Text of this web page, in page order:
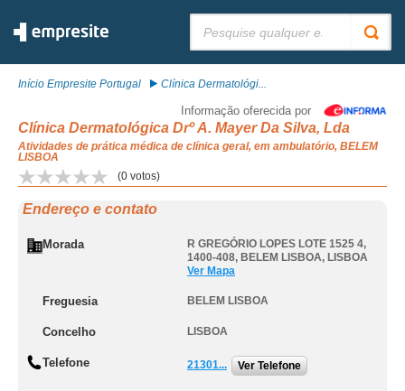
Início Empresite Portugal Clínica Dermatológi...
Informação oferecida por
Clínica Dermatológica Drº A. Mayer Da Silva, Lda
Atividades de prática médica de clínica geral, em ambulatório, BELEM
LISBOA
(0 votos)
Endereço e contato
Morada
R GREGÓRIO LOPES LOTE 1525 4,
1400-408, BELEM LISBOA, LISBOA
Ver Mapa
Freguesia BELEM LISBOA
Concelho LISBOA
Telefone 21301... Ver Telefone